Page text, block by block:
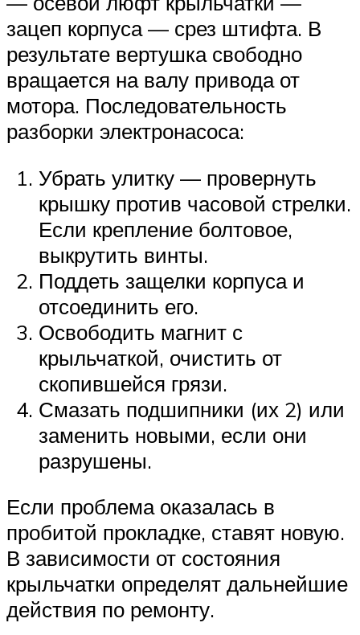
зацеп корпуса — срез штифта. В
результате вертушка свободно
вращается на валу привода от
мотора. Последовательность
разборки электронасоса:
Убрать улитку — провернуть
крышку против часовой стрелки.
Если крепление болтовое,
выкрутить винты.
Поддеть защелки корпуса и
отсоединить его.
Освободить магнит с
крыльчаткой, очистить от
скопившейся грязи.
Смазать подшипники (их 2) или
заменить новыми, если они
разрушены.
Если проблема оказалась в
пробитой прокладке, ставят новую.
В зависимости от состояния
крыльчатки определят дальнейшие
действия по ремонту.